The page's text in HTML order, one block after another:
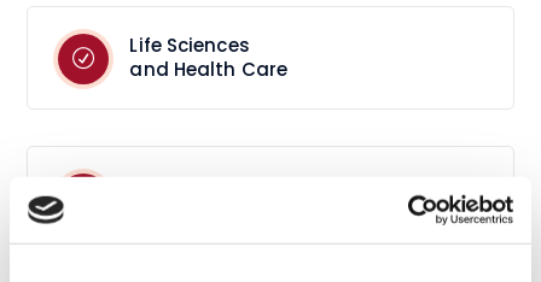
Life Sciences
and Health Care